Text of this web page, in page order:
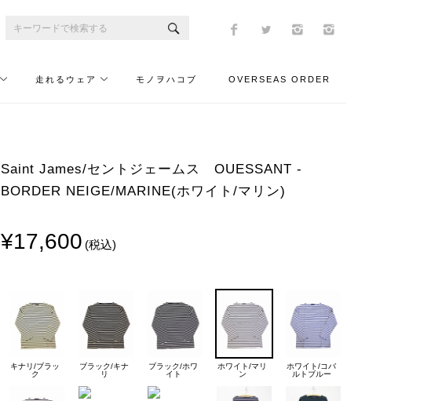
走れるウェア モノヲハコブ OVERSEAS ORDER
Saint James/セントジェームス OUESSANT -
BORDER NEIGE/MARINE(ホワイト/マリン)
¥17,600 (税込)
キナリ/ブラッ
ク
ブラック/キナ
リ
ブラック/ホワ
イト
ホワイト/マリ
ン
ホワイト/コバ
ルトブルー